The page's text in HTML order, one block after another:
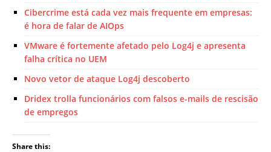
Cibercrime está cada vez mais frequente em empresas:
é hora de falar de AIOps
VMware é fortemente afetado pelo Log4j e apresenta
falha crítica no UEM
Novo vetor de ataque Log4j descoberto
Dridex trolla funcionários com falsos e-mails de rescisão
de empregos
Share this: